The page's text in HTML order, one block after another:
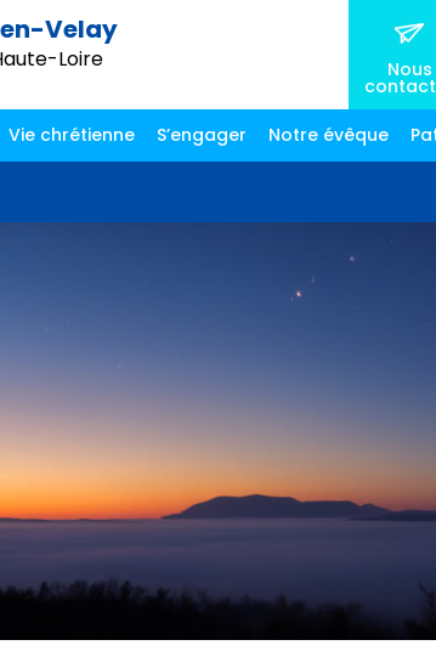
Velay
Loire Nous
Vie chrétienne S’engager Notre évêque